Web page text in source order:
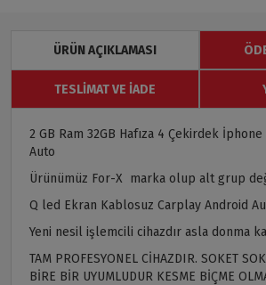
ÜRÜN AÇIKLAMASI
TESLIMAT VE İADE
2 GB Ram 32GB Hafıza 4 Çekirdek
Auto
Ürünümüz For-X marka olup alt grup
Q led Ekran Kablosuz Carplay Android
Yeni nesil işlemcili cihazdır asla donma
TAM PROFESYONEL CİHAZDIR. SOKET
BİRE BİR UYUMLUDUR KESME BİÇME